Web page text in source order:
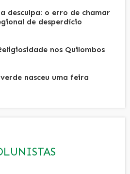
desculpa: o erro de chamar
de desperdício
nos Quilombos
nasceu uma feira